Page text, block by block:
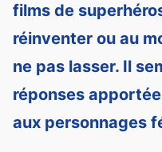
films de
réinventer ou au
ne pas lasser. Il
réponses
aux personnages